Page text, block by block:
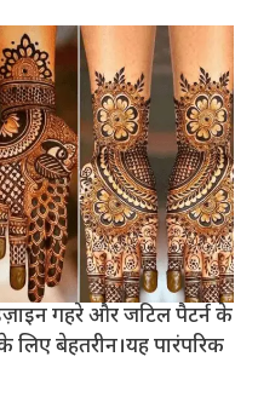
गहरे और जटिल पैटर्न के
लिए बेहतरीन।यह पारंपरिक